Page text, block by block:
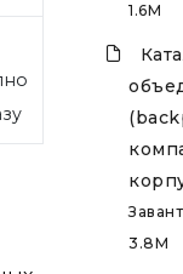
1.6M
3.8M